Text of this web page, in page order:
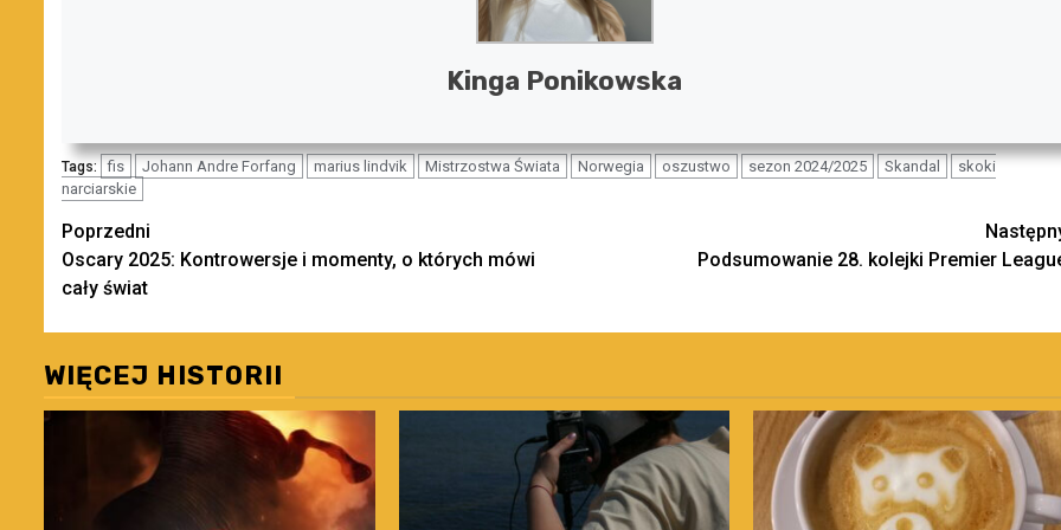
Kinga Ponikowska
Tags: fis Johann Andre Forfang marius lindvik Mistrzostwa Świata Norwegia oszustwo sezon 2024/2025 Skandal
skoki
narciarskie
Zobacz
wpisy
Poprzedni
Oscary 2025: Kontrowersje i momenty, o których mówi
cały świat
Podsumowanie 28. kolejki Premier
WIĘCEJ HISTORII